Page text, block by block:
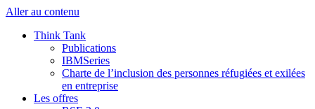
Aller au contenu
Think Tank
Publications
IBMSeries
Charte de l’inclusion des personnes réfugiées et exilées
en entreprise
Les offres